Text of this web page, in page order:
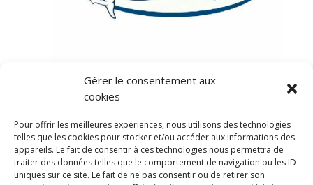
Gérer le consentement aux
cookies
Pour offrir les meilleures expériences, nous utilisons des technologies
telles que les cookies pour stocker et/ou accéder aux informations des
appareils. Le fait de consentir à ces technologies nous permettra de
traiter des données telles que le comportement de navigation ou les ID
uniques sur ce site. Le fait de ne pas consentir ou de retirer son